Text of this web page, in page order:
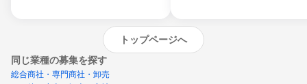
トップページへ
同じ業種の募集を探す
総合商社・専門商社・卸売